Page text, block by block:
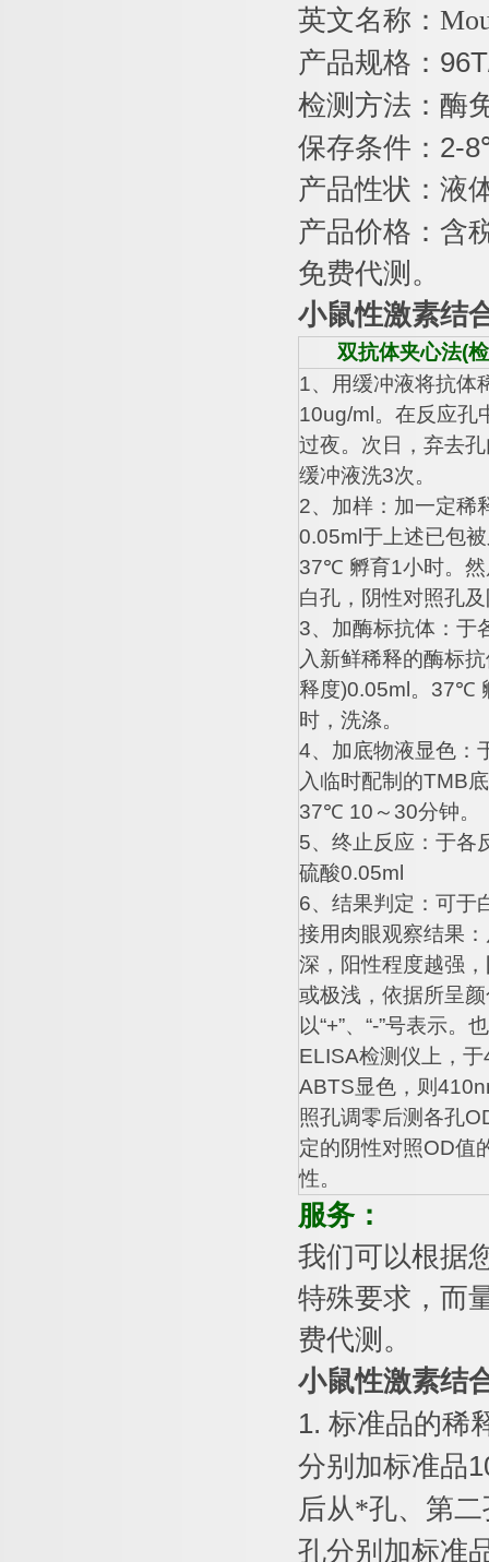
英文名称：
产品规格：
检测方法：酶
保存条件： 2-8
产品性状：液
产品价格：含
免费代测。
小鼠性激素结
双抗体夹心法(
1、用缓冲液将抗体
10ug/ml 。在反应孔
过夜。次日，弃去
缓冲液洗3次。
2、加样：加一定稀
0.05ml 于上述已包
37℃ 孵育1小时。
白孔，阴性对照孔
3、加酶标抗体：于
入新鲜稀释的酶标
释度)0.05ml 。 37℃
时，洗涤。
4、加底物液显色：
入临时配制的TMB
37℃ 10 ～ 30分钟。
5、终止反应：于各
硫酸0.05ml
6、结果判定：可于
接用肉眼观察结果
深，阳性程度越强
或极浅，依据所呈
以“+”、 “-”号表示。
ELISA检测仪上，于
ABTS显色，则
照孔调零后测各孔
定的阴性对照OD值
性。
服务：
我们可以根据
特殊要求，而
费代测。
小鼠性激素结
1. 标准品的稀
分别加标准品
后从*孔、第
孔分别加标准